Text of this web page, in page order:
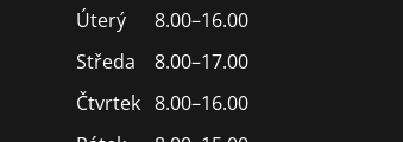
Úterý
8.00–16.00
Středa
8.00–17.00
Čtvrtek 8.00–16.00